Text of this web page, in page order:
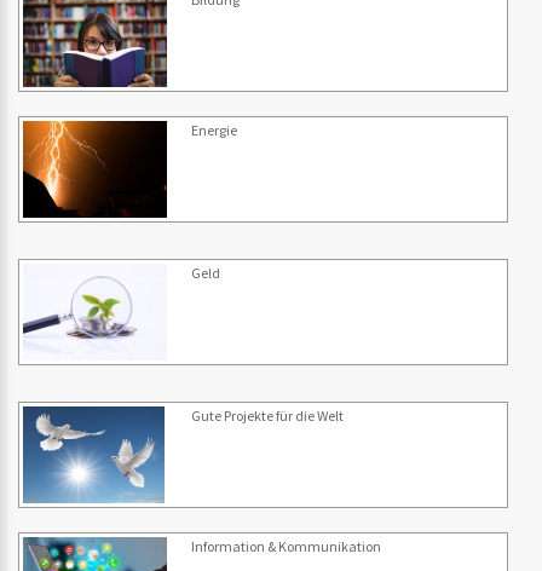
Energie
Geld
Gute Projekte für die Welt
Information & Kommunikation